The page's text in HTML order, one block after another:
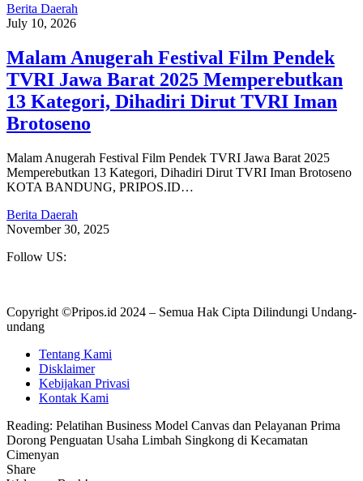
Berita Daerah
July 10, 2026
Malam Anugerah Festival Film Pendek
TVRI Jawa Barat 2025 Memperebutkan
13 Kategori, Dihadiri Dirut TVRI Iman
Brotoseno
Malam Anugerah Festival Film Pendek TVRI Jawa Barat 2025
Memperebutkan 13 Kategori, Dihadiri Dirut TVRI Iman Brotoseno
KOTA BANDUNG, PRIPOS.ID…
Berita Daerah
November 30, 2025
Follow US:
Copyright ©Pripos.id 2024 – Semua Hak Cipta Dilindungi Undang-
undang
Tentang Kami
Disklaimer
Kebijakan Privasi
Kontak Kami
Reading: Pelatihan Business Model Canvas dan Pelayanan Prima
Dorong Penguatan Usaha Limbah Singkong di Kecamatan
Cimenyan
Share